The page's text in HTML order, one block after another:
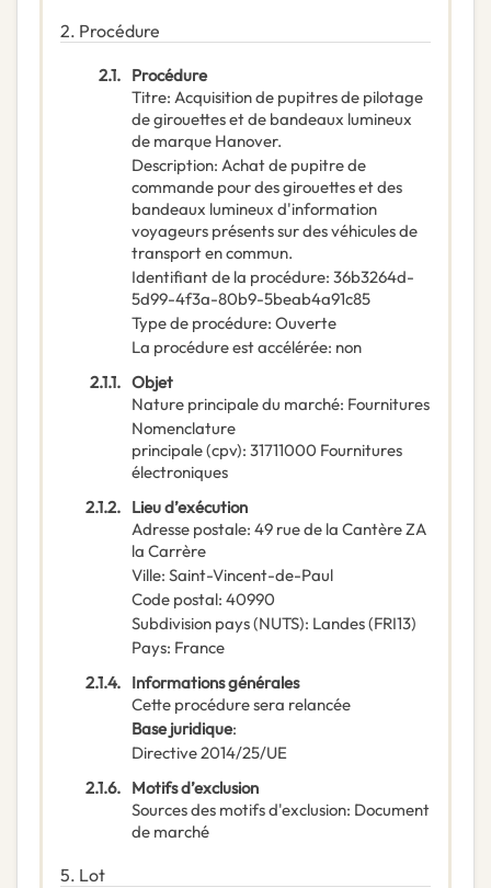
2. Procédure
2.1. Procédure
Titre: Acquisition de pupitres de pilotage
de girouettes et de bandeaux lumineux
de marque Hanover.
Description: Achat de pupitre de
commande pour des girouettes et des
bandeaux lumineux d'information
voyageurs présents sur des véhicules de
transport en commun.
Identifiant de la procédure: 36b3264d-
5d99-4f3a-80b9-5beab4a91c85
Type de procédure: Ouverte
La procédure est accélérée: non
2.1.1. Objet
Nature principale du marché: Fournitures
Nomenclature
principale(cpv): 31711000 Fournitures
électroniques
2.1.2. Lieu d’exécution
Adresse postale: 49 rue de la CantèreZA
la Carrère
Ville: Saint-Vincent-de-Paul
Code postal: 40990
Subdivision pays (NUTS): Landes(FRI13)
Pays: France
2.1.4. Informations générales
Cette procédure sera relancée
Base juridique:
Directive 2014/25/UE
2.1.6. Motifs d’exclusion
Sources des motifs d'exclusion: Document
de marché
5. Lot